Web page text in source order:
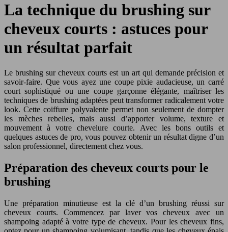
La technique du brushing sur
cheveux courts : astuces pour
un résultat parfait
Le brushing sur cheveux courts est un art qui demande précision et
savoir-faire. Que vous ayez une coupe pixie audacieuse, un carré
court sophistiqué ou une coupe garçonne élégante, maîtriser les
techniques de brushing adaptées peut transformer radicalement votre
look. Cette coiffure polyvalente permet non seulement de dompter
les mèches rebelles, mais aussi d’apporter volume, texture et
mouvement à votre chevelure courte. Avec les bons outils et
quelques astuces de pro, vous pouvez obtenir un résultat digne d’un
salon professionnel, directement chez vous.
Préparation des cheveux courts pour le
brushing
Une préparation minutieuse est la clé d’un brushing réussi sur
cheveux courts. Commencez par laver vos cheveux avec un
shampoing adapté à votre type de cheveux. Pour les cheveux fins,